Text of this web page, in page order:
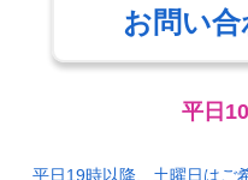
お問い
平日
平日19時以降、土曜日はご